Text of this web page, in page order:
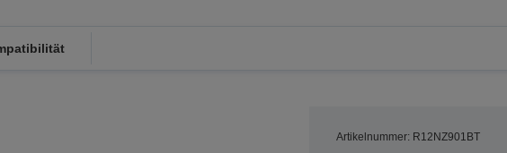
Artikelnummer: R12NZ901BT